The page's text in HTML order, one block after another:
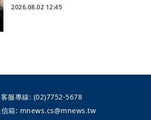
2026.08.02 12:45
客服專線: (02)7752-5678
箱: mnews.cs@mnews.tw